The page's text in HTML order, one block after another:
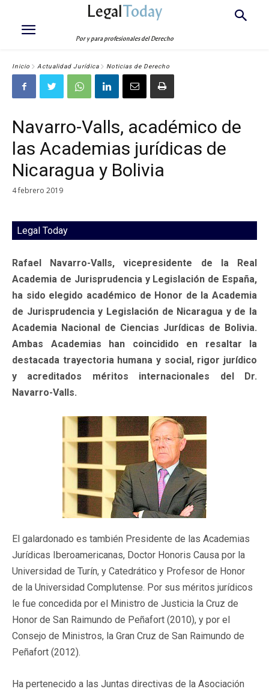
LegalToday
Por y para profesionales del Derecho
Inicio Actualidad Jurídica Noticias de Derecho
Navarro-Valls, académico de
las Academias jurídicas de
Nicaragua y Bolivia
4 febrero 2019
Legal Today
Rafael Navarro-Valls, vicepresidente de la Real
Academia de Jurisprudencia y Legislación de España,
ha sido elegido académico de Honor de la Academia
de Jurisprudencia y Legislación de Nicaragua y de la
Academia Nacional de Ciencias Jurídicas de Bolivia.
Ambas Academias han coincidido en resaltar la
destacada trayectoria humana y social, rigor jurídico
y acreditados méritos internacionales del Dr.
Navarro-Valls.
El galardonado es también Presidente de las Academias
Jurídicas Iberoamericanas, Doctor Honoris Causa por la
Universidad de Turín, y Catedrático y Profesor de Honor
de la Universidad Complutense. Por sus méritos jurídicos
le fue concedida por el Ministro de Justicia la Cruz de
Honor de San Raimundo de Peñafort (2010), y por el
Consejo de Ministros, la Gran Cruz de San Raimundo de
Peñafort (2012).
Ha pertenecido a las Juntas directivas de la Asociación